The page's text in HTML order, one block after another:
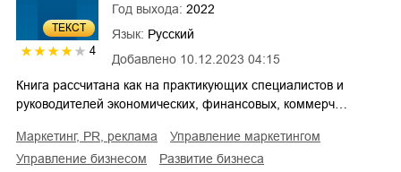
ТЕКСТ
4
Добавлено 10.12.2023 04:15
Год выхода: 2022
Язык: Русский
Книга рассчитана как на практикующих специалистов и
руководителей экономических, финансовых, коммерч…
маркетинг, PR, реклама
управление маркетингом
управление бизнесом
развитие бизнеса